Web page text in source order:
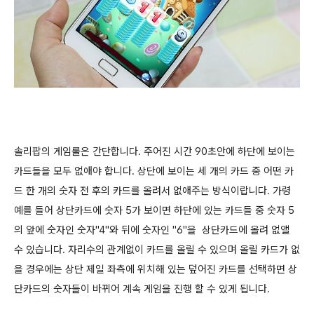
솔리팝의 게임룰은 간단합니다. 주어진 시간 90초안에 하단에 보이는
카드들을 모두 없애야 합니다. 상단에 보이는 세 개의 카드 중 어떤 카
드 한 개의 숫자 전 후의 카드를 올려서 없애주는 방식이랍니다. 가령
예를 들어 상단카드에 숫자 5가 보이면 하단에 있는 카드들 중 숫자 5
의 앞에 숫자인 숫자"4"와 뒤에 숫자인 "6"을 상단카드에 올려 없앨
수 있습니다. 자리수의 관계없이 카드를 올릴 수 있으며 올릴 카드가 없
을 경우에는 상단 제일 좌측에 위치해 있는 덮어진 카드를 선택하면 상
단카드의 숫자들이 바뀌어 계속 게임을 진행 할 수 있게 됩니다.